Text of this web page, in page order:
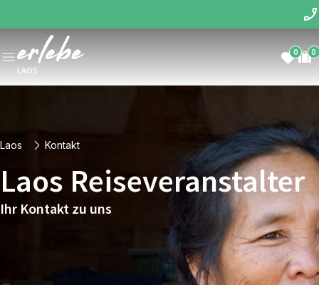
LAOS
0 0
Laos Kontakt
Laos Reiseveranstalter
Ihr Kontakt zu uns